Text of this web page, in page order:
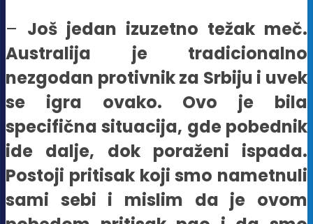
– Još jedan izuzetno težak meč.
Australija je tradicionalno
nezgodan protivnik za Srbiju i uvek
se igra ovako. Ovo je bila
specifična situacija, gde pobednik
ide dalje, dok poraženi ispada.
Postoji pritisak koji smo nametnuli
sami sebi i mislim da je ovom